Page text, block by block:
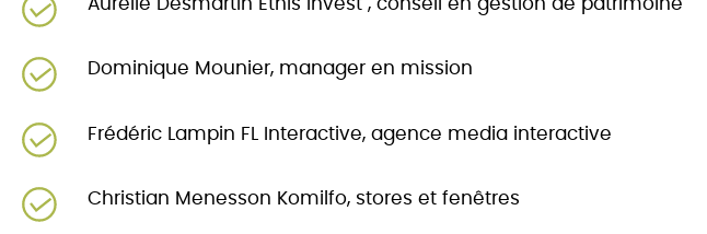
Aurélie Desmartin Ethis Invest , conseil en gestion de patrimoine
Dominique Mounier, manager en mission
Frédéric Lampin FL Interactive, agence media interactive
Christian Menesson Komilfo, stores et fenêtres